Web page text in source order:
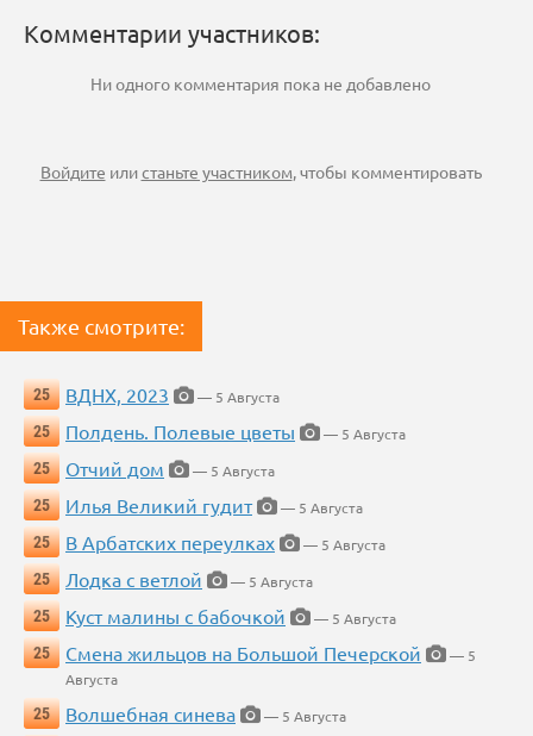
Комментарии участников:
Ни одного комментария пока не добавлено
Войдите илистаньте участником, чтобы комментировать
Также смотрите:
25 ВДНХ, 2023
— 5 Августа
25
Полдень. Полевые цветы
— 5 Августа
25
Отчий дом
— 5 Августа
25
Илья Великий гудит
— 5 Августа
25
В Арбатских переулках
— 5 Августа
25
Лодка с ветлой
— 5 Августа
25
Куст малины с бабочкой
— 5 Августа
25
Смена жильцов на Большой Печерской
— 5
Августа
25
Волшебная синева
— 5 Августа